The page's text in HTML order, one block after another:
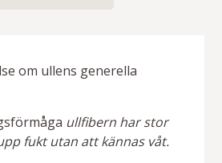
om ullens generella
ullfibern har stor
fukt utan att kännas våt.